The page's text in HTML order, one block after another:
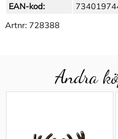
EAN-kod:
Artnr: 728388
Andra